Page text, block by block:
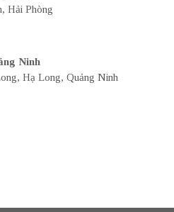
Hải Phòng
Ninh
Hạ Long, Quảng Ninh